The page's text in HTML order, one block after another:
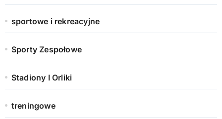
sportowe i rekreacyjne
Sporty Zespołowe
Stadiony I Orliki
treningowe